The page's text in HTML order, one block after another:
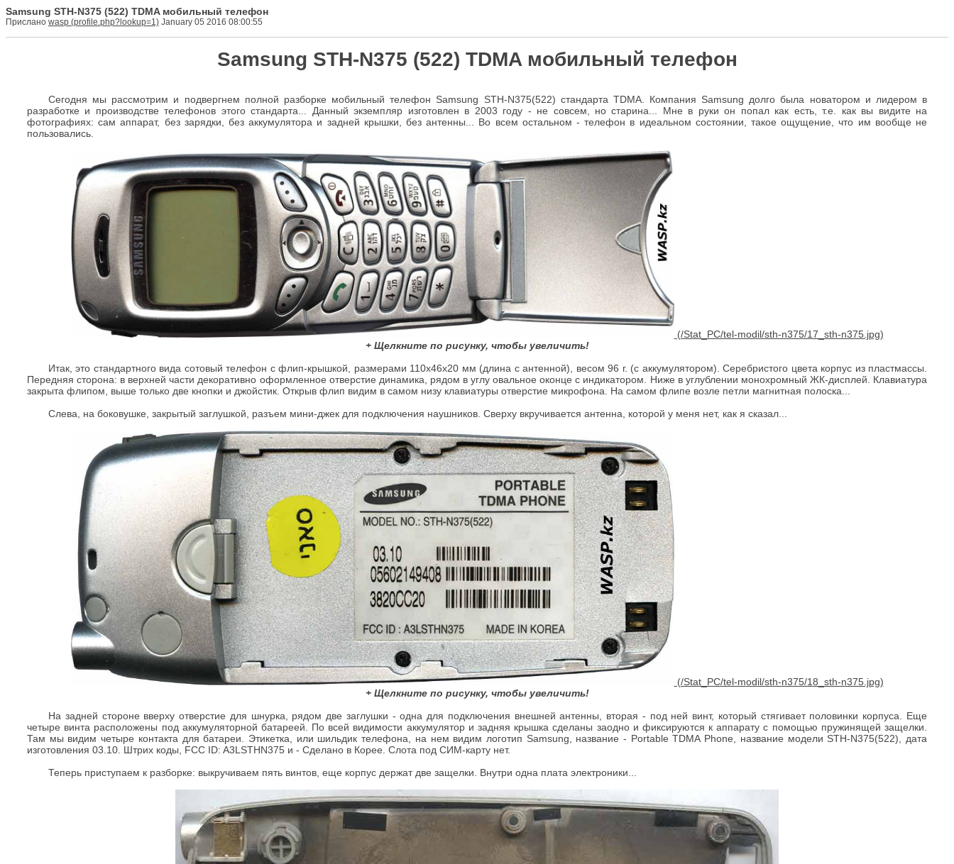
Samsung STH-N375 (522) TDMA мобильный телефон
Прислано wasp January 05 2016 08:00:55
Samsung STH-N375 (522) TDMA мобильный телефон
Сегодня мы рассмотрим и подвергнем полной разборке мобильный телефон Samsung STH-N375(522) стандарта TDMA. Компания Samsung долго была новатором и лидером в
разработке и производстве телефонов этого стандарта... Данный экземпляр изготовлен в 2003 году - не совсем, но старина... Мне в руки он попал как есть, т.е. как вы видите на
фотографиях: сам аппарат, без зарядки, без аккумулятора и задней крышки, без антенны... Во всем остальном - телефон в идеальном состоянии, такое ощущение, что им вообще не
пользовались.
+ Щелкните по рисунку, чтобы увеличить!
Итак, это стандартного вида сотовый телефон с флип-крышкой, размерами 110x46x20 мм (длина с антенной), весом 96 г. (с аккумулятором). Серебристого цвета корпус из пластмассы.
Передняя сторона: в верхней части декоративно оформленное отверстие динамика, рядом в углу овальное оконце с индикатором. Ниже в углублении монохромный ЖК-дисплей. Клавиатура
закрыта флипом, выше только две кнопки и джойстик. Открыв флип видим в самом низу клавиатуры отверстие микрофона. На самом флипе возле петли магнитная полоска...
Слева, на боковушке, закрытый заглушкой, разъем мини-джек для подключения наушников. Сверху вкручивается антенна, которой у меня нет, как я сказал...
+ Щелкните по рисунку, чтобы увеличить!
На задней стороне вверху отверстие для шнурка, рядом две заглушки - одна для подключения внешней антенны, вторая - под ней винт, который стягивает половинки корпуса. Еще
четыре винта расположены под аккумуляторной батареей. По всей видимости аккумулятор и задняя крышка сделаны заодно и фиксируются к аппарату с помощью пружинящей защелки.
Там мы видим четыре контакта для батареи. Этикетка, или шильдик телефона, на нем видим логотип Samsung, название - Portable TDMA Phone, название модели STH-N375(522), дата
изготовления 03.10. Штрих коды, FCC ID: A3LSTHN375 и - Сделано в Корее. Слота под СИМ-карту нет.
Теперь приступаем к разборке: выкручиваем пять винтов, еще корпус держат две защелки. Внутри одна плата электроники...